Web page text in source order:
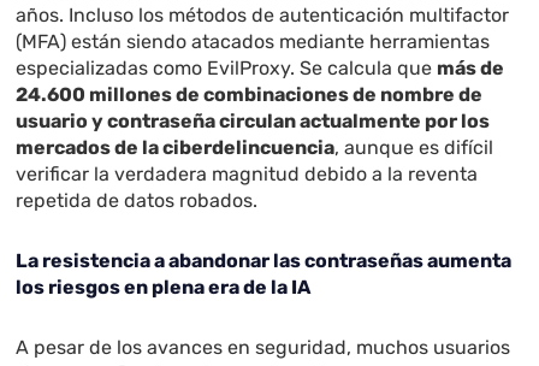
años. Incluso los métodos de autenticación multifactor
(MFA) están siendo atacados mediante herramientas
especializadas como EvilProxy. Se calcula que más de
24.600 millones de combinaciones de nombre de
usuario y contraseña circulan actualmente por los
mercados de la ciberdelincuencia, aunque es difícil
verificar la verdadera magnitud debido a la reventa
repetida de datos robados.
La resistencia a abandonar las contraseñas aumenta
los riesgos en plena era de la IA
A pesar de los avances en seguridad, muchos usuarios